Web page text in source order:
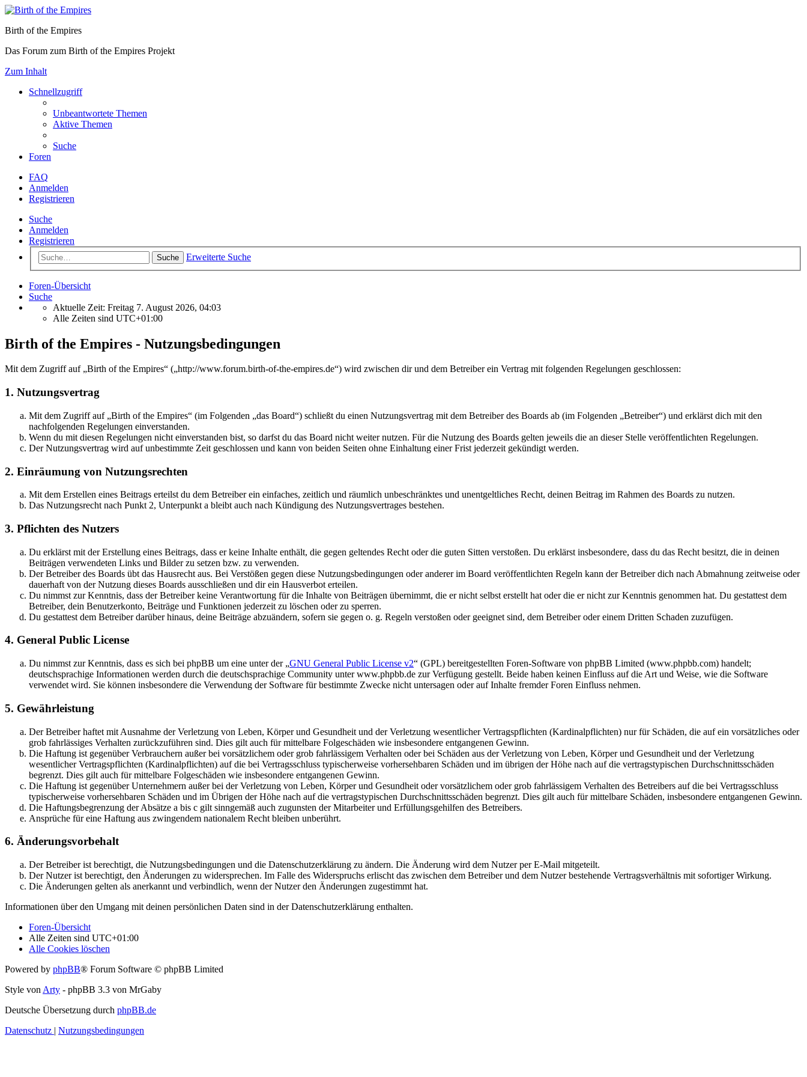
Birth of the Empires
Das Forum zum Birth of the Empires Projekt
Zum Inhalt
Schnellzugriff
Unbeantwortete Themen
Aktive Themen
Suche
Foren
FAQ
Anmelden
Registrieren
Suche
Anmelden
Registrieren
Suche Erweiterte Suche
Foren-Übersicht
Suche
Aktuelle Zeit: Freitag 7. August 2026, 04:03
Alle Zeiten sind UTC+01:00
Birth of the Empires - Nutzungsbedingungen
Mit dem Zugriff auf „Birth of the Empires“ („http://www.forum.birth-of-the-empires.de“) wird zwischen dir und dem Betreiber ein Vertrag mit folgenden Regelungen geschlossen:
1. Nutzungsvertrag
Mit dem Zugriff auf „Birth of the Empires“ (im Folgenden „das Board“) schließt du einen Nutzungsvertrag mit dem Betreiber des Boards ab (im Folgenden „Betreiber“) und erklärst dich mit den
nachfolgenden Regelungen einverstanden.
Wenn du mit diesen Regelungen nicht einverstanden bist, so darfst du das Board nicht weiter nutzen. Für die Nutzung des Boards gelten jeweils die an dieser Stelle veröffentlichten Regelungen.
Der Nutzungsvertrag wird auf unbestimmte Zeit geschlossen und kann von beiden Seiten ohne Einhaltung einer Frist jederzeit gekündigt werden.
2. Einräumung von Nutzungsrechten
Mit dem Erstellen eines Beitrags erteilst du dem Betreiber ein einfaches, zeitlich und räumlich unbeschränktes und unentgeltliches Recht, deinen Beitrag im Rahmen des Boards zu nutzen.
Das Nutzungsrecht nach Punkt 2, Unterpunkt a bleibt auch nach Kündigung des Nutzungsvertrages bestehen.
3. Pflichten des Nutzers
Du erklärst mit der Erstellung eines Beitrags, dass er keine Inhalte enthält, die gegen geltendes Recht oder die guten Sitten verstoßen. Du erklärst insbesondere, dass du das Recht besitzt, die in deinen
Beiträgen verwendeten Links und Bilder zu setzen bzw. zu verwenden.
Der Betreiber des Boards übt das Hausrecht aus. Bei Verstößen gegen diese Nutzungsbedingungen oder anderer im Board veröffentlichten Regeln kann der Betreiber dich nach Abmahnung zeitweise oder
dauerhaft von der Nutzung dieses Boards ausschließen und dir ein Hausverbot erteilen.
Du nimmst zur Kenntnis, dass der Betreiber keine Verantwortung für die Inhalte von Beiträgen übernimmt, die er nicht selbst erstellt hat oder die er nicht zur Kenntnis genommen hat. Du gestattest dem
Betreiber, dein Benutzerkonto, Beiträge und Funktionen jederzeit zu löschen oder zu sperren.
Du gestattest dem Betreiber darüber hinaus, deine Beiträge abzuändern, sofern sie gegen o. g. Regeln verstoßen oder geeignet sind, dem Betreiber oder einem Dritten Schaden zuzufügen.
4. General Public License
Du nimmst zur Kenntnis, dass es sich bei phpBB um eine unter der „GNU General Public License v2“ (GPL) bereitgestellten Foren-Software von phpBB Limited (www.phpbb.com) handelt;
deutschsprachige Informationen werden durch die deutschsprachige Community unter www.phpbb.de zur Verfügung gestellt. Beide haben keinen Einfluss auf die Art und Weise, wie die Software
verwendet wird. Sie können insbesondere die Verwendung der Software für bestimmte Zwecke nicht untersagen oder auf Inhalte fremder Foren Einfluss nehmen.
5. Gewährleistung
Der Betreiber haftet mit Ausnahme der Verletzung von Leben, Körper und Gesundheit und der Verletzung wesentlicher Vertragspflichten (Kardinalpflichten) nur für Schäden, die auf ein vorsätzliches oder
grob fahrlässiges Verhalten zurückzuführen sind. Dies gilt auch für mittelbare Folgeschäden wie insbesondere entgangenen Gewinn.
Die Haftung ist gegenüber Verbrauchern außer bei vorsätzlichem oder grob fahrlässigem Verhalten oder bei Schäden aus der Verletzung von Leben, Körper und Gesundheit und der Verletzung
wesentlicher Vertragspflichten (Kardinalpflichten) auf die bei Vertragsschluss typischerweise vorhersehbaren Schäden und im übrigen der Höhe nach auf die vertragstypischen Durchschnittsschäden
begrenzt. Dies gilt auch für mittelbare Folgeschäden wie insbesondere entgangenen Gewinn.
Die Haftung ist gegenüber Unternehmern außer bei der Verletzung von Leben, Körper und Gesundheit oder vorsätzlichem oder grob fahrlässigem Verhalten des Betreibers auf die bei Vertragsschluss
typischerweise vorhersehbaren Schäden und im Übrigen der Höhe nach auf die vertragstypischen Durchschnittsschäden begrenzt. Dies gilt auch für mittelbare Schäden, insbesondere entgangenen Gewinn.
Die Haftungsbegrenzung der Absätze a bis c gilt sinngemäß auch zugunsten der Mitarbeiter und Erfüllungsgehilfen des Betreibers.
Ansprüche für eine Haftung aus zwingendem nationalem Recht bleiben unberührt.
6. Änderungsvorbehalt
Der Betreiber ist berechtigt, die Nutzungsbedingungen und die Datenschutzerklärung zu ändern. Die Änderung wird dem Nutzer per E-Mail mitgeteilt.
Der Nutzer ist berechtigt, den Änderungen zu widersprechen. Im Falle des Widerspruchs erlischt das zwischen dem Betreiber und dem Nutzer bestehende Vertragsverhältnis mit sofortiger Wirkung.
Die Änderungen gelten als anerkannt und verbindlich, wenn der Nutzer den Änderungen zugestimmt hat.
Informationen über den Umgang mit deinen persönlichen Daten sind in der Datenschutzerklärung enthalten.
Foren-Übersicht
Alle Zeiten sind UTC+01:00
Alle Cookies löschen
Powered by phpBB® Forum Software © phpBB Limited
Style von Arty - phpBB 3.3 von MrGaby
Deutsche Übersetzung durch phpBB.de
Datenschutz | Nutzungsbedingungen